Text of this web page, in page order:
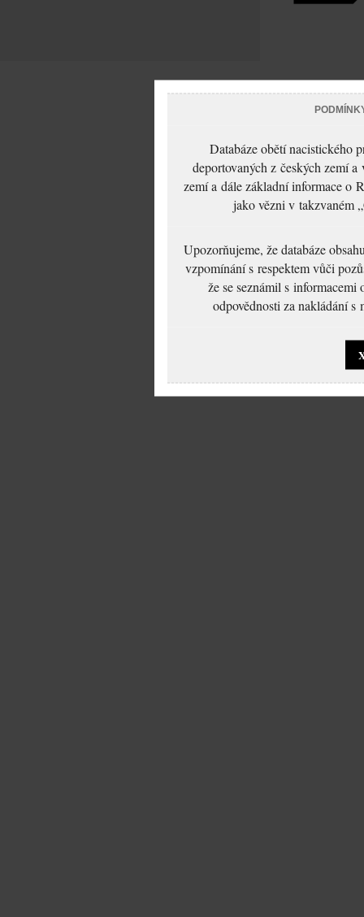
Databáze obětí nacistického
deportovaných z českých zemí
zemí a dále základní informace o
jako vězni v takzvaném
Upozorňujeme, že databáze
vzpomínání s respektem vůči
že se seznámil s
odpovědnosti za nakládání